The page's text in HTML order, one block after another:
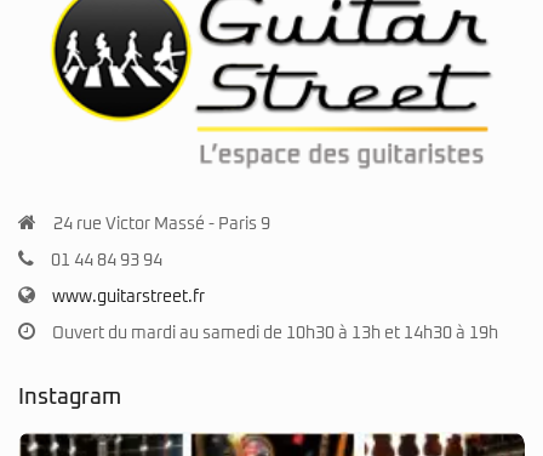
24 rue Victor Massé - Paris 9
01 44 84 93 94
www.guitarstreet.fr
Ouvert du mardi au samedi de 10h30 à 13h et 14h30 à 19h
Instagram